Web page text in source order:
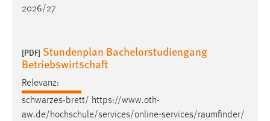
2026/27
[PDF] Stundenplan Bachelorstudiengang
Betriebswirtschaft
Relevanz:
schwarzes-brett/ https://www.oth-
aw.de/hochschule/services/online-services/raumfinder/
Cookie Laufzeit:
Chat
Name:
MibewSessionID, MIBEW_UserID, mibew_locale, mibew-
chat-frame-style-5e9dbeb1811c0446